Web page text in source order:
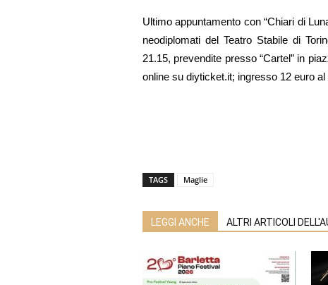
Ultimo appuntamento con “Chiari di
neodiplomati del Teatro Stabile di
21.15, prevendite presso “Cartel” in
online su diyticket.it; ingresso 12 euro
TAGS Maglie
LEGGI ANCHE ALTRI ARTICOLI